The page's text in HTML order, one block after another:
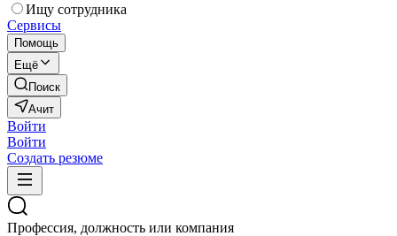
Ищу сотрудника
Сервисы
Помощь
Ещё
Поиск
Ачит
Войти
Войти
Создать резюме
Профессия, должность или компания